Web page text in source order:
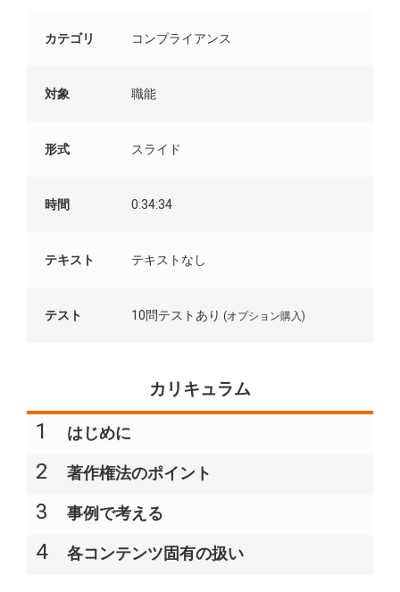
カテゴリ コンプライアンス
対象 職能
形式 スライド
時間 0:34:34
テキスト テキストなし
テスト 10問テストあり (オプション購入)
カリキュラム
1 はじめに​
2 著作権法のポイント​
3 事例で考える​
4 各コンテンツ固有の扱い​​